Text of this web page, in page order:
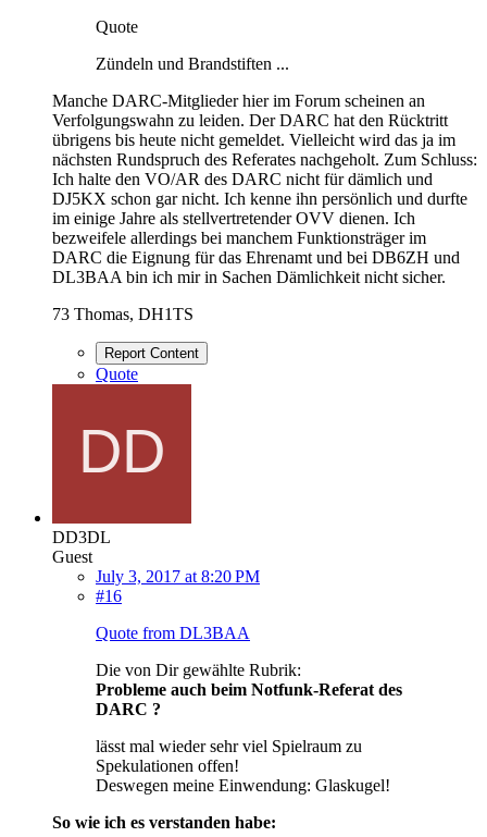
Quote
Zündeln und Brandstiften ...
Manche DARC-Mitglieder hier im Forum scheinen an
Verfolgungswahn zu leiden. Der DARC hat den Rücktritt
übrigens bis heute nicht gemeldet. Vielleicht wird das ja im
nächsten Rundspruch des Referates nachgeholt. Zum Schluss:
Ich halte den VO/AR des DARC nicht für dämlich und
DJ5KX schon gar nicht. Ich kenne ihn persönlich und durfte
im einige Jahre als stellvertretender OVV dienen. Ich
bezweifele allerdings bei manchem Funktionsträger im
DARC die Eignung für das Ehrenamt und bei DB6ZH und
DL3BAA bin ich mir in Sachen Dämlichkeit nicht sicher.
73 Thomas, DH1TS
Report Content
Quote
DD3DL
Guest
July 3, 2017 at 8:20 PM
#16
Quote from DL3BAA
Die von Dir gewählte Rubrik:
Probleme auch beim Notfunk-Referat des
DARC ?
lässt mal wieder sehr viel Spielraum zu
Spekulationen offen!
Deswegen meine Einwendung: Glaskugel!
So wie ich es verstanden habe: